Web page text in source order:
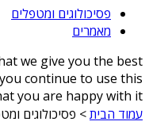
פסיכולוגים ומטפלים
מאמרים
we give you the best
continue to use this
you are happy with it
עמוד הבית> פסיכולוגים